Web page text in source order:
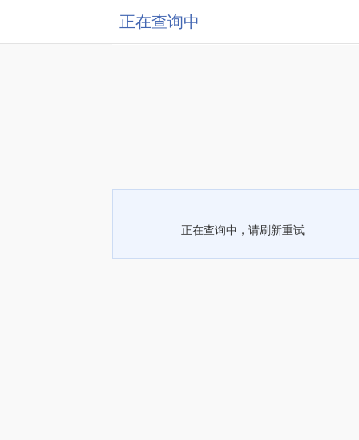
正在查询中
正在查询中，请刷新重试